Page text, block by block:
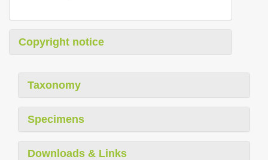
Copyright notice
Taxonomy
Specimens
Downloads & Links